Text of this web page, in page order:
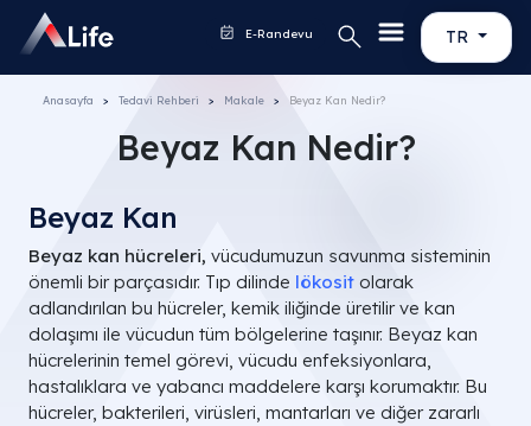
TR
E-Randevu
Anasayfa Tedavi Rehberi Makale Beyaz Kan Nedir?
Beyaz Kan Nedir?
Beyaz Kan
Beyaz kan hücreleri, vücudumuzun savunma sisteminin
önemli bir parçasıdır. Tıp dilinde lökosit olarak
adlandırılan bu hücreler, kemik iliğinde üretilir ve kan
dolaşımı ile vücudun tüm bölgelerine taşınır. Beyaz kan
hücrelerinin temel görevi, vücudu enfeksiyonlara,
hastalıklara ve yabancı maddelere karşı korumaktır. Bu
hücreler, bakterileri, virüsleri, mantarları ve diğer zararlı